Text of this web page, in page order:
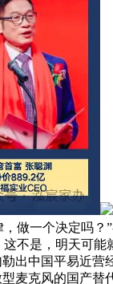
做一个决定吗
不是，明天可
出中国平易近
麦克风的国产